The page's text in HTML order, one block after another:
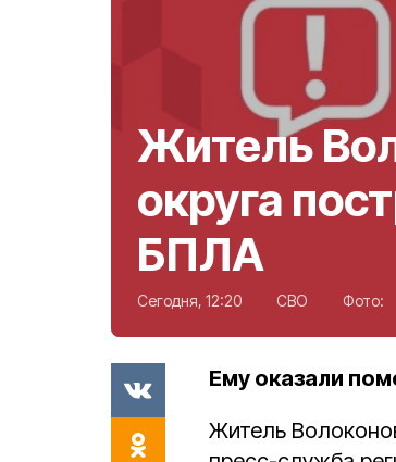
Житель
округа
БПЛА
Сегодня, 12:20 СВО Фото:
Ему оказали
Житель